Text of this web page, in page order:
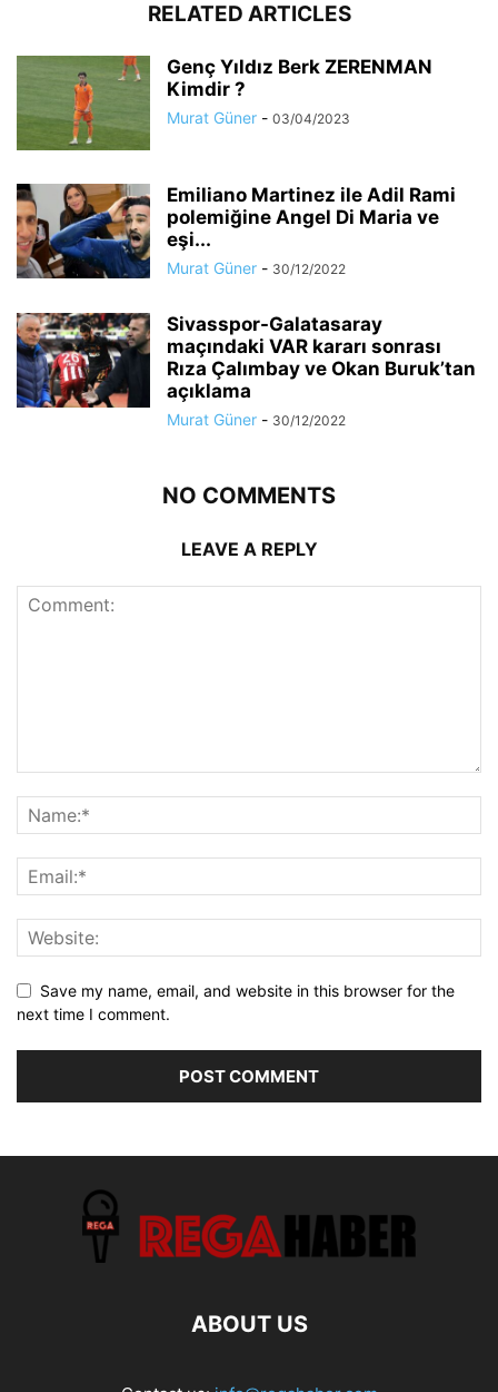
RELATED ARTICLES
Genç Yıldız Berk ZERENMAN
Kimdir ?
Murat Güner - 03/04/2023
Emiliano Martinez ile Adil Rami
polemiğine Angel Di Maria ve
eşi...
Murat Güner - 30/12/2022
Sivasspor-Galatasaray
maçındaki VAR kararı sonrası
Rıza Çalımbay ve Okan Buruk’tan
açıklama
Murat Güner - 30/12/2022
NO COMMENTS
LEAVE A REPLY
Save my name, email, and website in this browser for the
next time I comment.
ABOUT US